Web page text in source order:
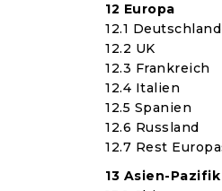
12 Europa
12.1 Deutschland
12.2 UK
12.3 Frankreich
12.4 Italien
12.5 Spanien
12.6 Russland
12.7 Rest
13 Asien-Pazifik